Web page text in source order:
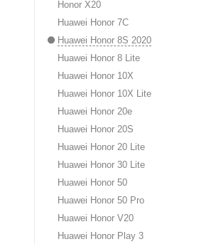
Honor X20
Huawei Honor 7C
Huawei Honor 8S 2020
Huawei Honor 8 Lite
Huawei Honor 10X
Huawei Honor 10X Lite
Huawei Honor 20e
Huawei Honor 20S
Huawei Honor 20 Lite
Huawei Honor 30 Lite
Huawei Honor 50
Huawei Honor 50 Pro
Huawei Honor V20
Huawei Honor Play 3